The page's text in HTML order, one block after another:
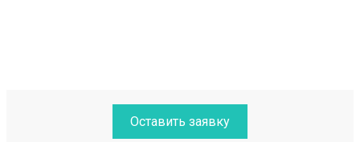
Оставить заявку